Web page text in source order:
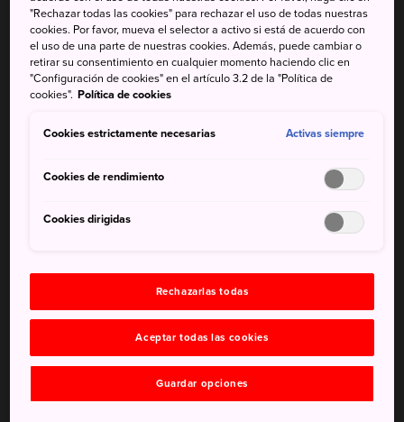
Situado en la cima de una colina y al norte de Atami se
encuentra el Museo de Arte MOA, especializado en Asia
oriental, principalmente cerámica, escultura, metalistería,
caligrafía, pinturas y mucho más procedente de Japón y
hay tesoros nacionales en la colección. Uno de ellos es la
blancas», pintada en un par de pantallas plegables de dos
No te pierdas
Los tesoros nacionales en exposición
El jardín del té y la residencia de Korin
Las vistas del Pacífico desde Moore Square
"Rechazar todas las cookies" para rechazar el uso de todas nuestras
cookies. Por favor, mueva el selector a activo si está de acuerdo con
el uso de una parte de nuestras cookies. Además, puede cambiar o
retirar su consentimiento en cualquier momento haciendo clic en
"Configuración de cookies" en el artículo 3.2 de la "Política de
cookies". Política de cookies
Cookies estrictamente necesarias Activas siempre
Cookies de rendimiento
Cookies dirigidas
Rechazarlas todas
Aceptar todas las cookies
Guardar opciones